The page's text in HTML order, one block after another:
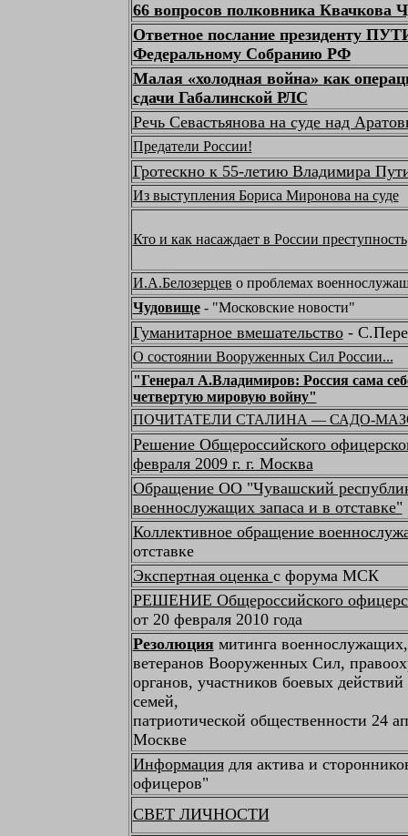
66 вопросов полковника Квачкова
Ответное послание президенту
Федеральному Собранию РФ
Малая «холодная война» как
сдачи Габалинской РЛС
Речь Севастьянова на суде над
Предатели России!
Гротескно к 55-летию Владимира
Из выступления Бориса Миронова на суде
Кто и как насаждает в России преступность
И.А.Белозерцев о проблемах
Чудовище- "Московские новости"
Гуманитарное вмешательство-
О состоянии Вооруженных Сил России...
"Генерал А.Владимиров: Россия сама
четвертую мировую войну"
ПОЧИТАТЕЛИ СТАЛИНА — САДО-
Решение Общероссийского
февраля 2009 г. г. Москва
Обращение ОО "Чувашский
военнослужащих запаса и в отставке"
Коллективное обращение
отставке
Экспертная оценка с форума МСК
РЕШЕНИЕ Общероссийского
от 20 февраля 2010 года
Резолюциямитинга
ветеранов Вооруженных Сил,
органов, участников боевых
семей,
патриотической общественности 24
Москве
Информациядля актива и
офицеров"
СВЕТ ЛИЧНОСТИ